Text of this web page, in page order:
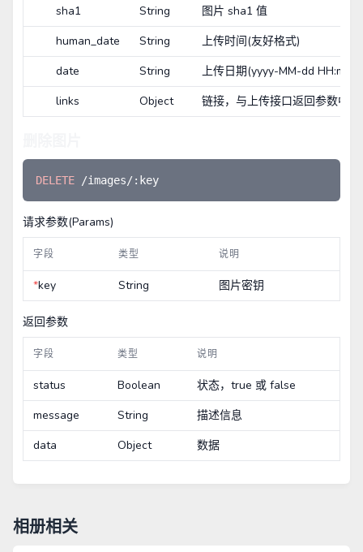
sha1
String
图片 sha1 值
human_date
String
上传时间(友好格式)
date
String
上传日期(yyyy-MM-dd
links
Object 链接，与上传接口返回参数中
DELETE
请求参数(Params)
字段 类型 说明
*key String 图片密钥
返回参数
字段 类型 说明
status Boolean
状态，true 或 false
message
String
描述信息
data
Object 数据
相册相关